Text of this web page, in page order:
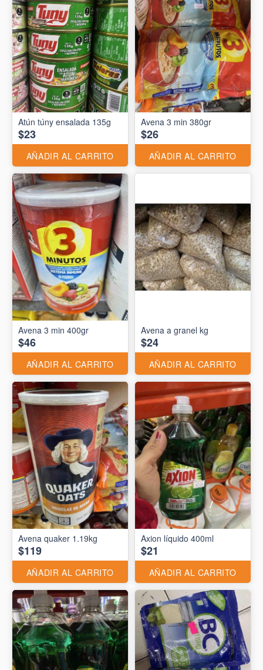
Atún túny ensalada 135g
$23
AÑADIR AL CARRITO
Avena 3 min 380gr
$26
AÑADIR AL CARRITO
Avena 3 min 400gr
$46
AÑADIR AL CARRITO
Avena a granel kg
$24
AÑADIR AL CARRITO
Avena quaker 1.19kg
$119
AÑADIR AL CARRITO
Axion líquido 400ml
$21
AÑADIR AL CARRITO